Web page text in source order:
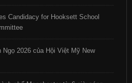
Candidacy for Hooksett School
2026 của Hội Việt Mỹ New